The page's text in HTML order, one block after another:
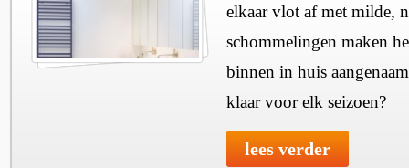
elkaar vlot af met milde,
schommelingen maken
binnen in huis
klaar voor elk seizoen?
lees verder